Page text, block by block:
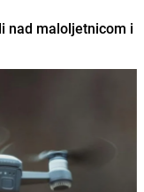
nad maloljetnicom i